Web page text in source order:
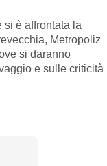
è affrontata la
Metropoliz
si daranno
e sulle criticità